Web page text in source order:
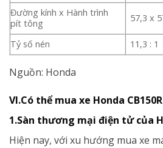
Đường kính x Hành trình
pít tông
57,3 x
Tỷ số nén 11,3 : 1
Nguồn: Honda
VI.Có thể mua xe Honda
1.Sàn thương mại điện tử của
Hiện nay, với xu hướng mua xe